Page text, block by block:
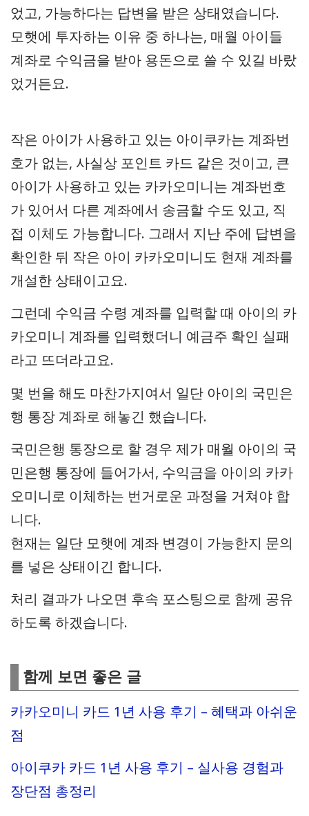
었고, 가능하다는 답변을 받은 상태였습니다.
모햇에 투자하는 이유 중 하나는, 매월 아이들
계좌로 수익금을 받아 용돈으로 쓸 수 있길 바랐
었거든요.
작은 아이가 사용하고 있는 아이쿠카는 계좌번
호가 없는, 사실상 포인트 카드 같은 것이고, 큰
아이가 사용하고 있는 카카오미니는 계좌번호
가 있어서 다른 계좌에서 송금할 수도 있고, 직
접 이체도 가능합니다. 그래서 지난 주에 답변을
확인한 뒤 작은 아이 카카오미니도 현재 계좌를
개설한 상태이고요.
그런데 수익금 수령 계좌를 입력할 때 아이의 카
카오미니 계좌를 입력했더니 예금주 확인 실패
라고 뜨더라고요.
몇 번을 해도 마찬가지여서 일단 아이의 국민은
행 통장 계좌로 해놓긴 했습니다.
국민은행 통장으로 할 경우 제가 매월 아이의 국
민은행 통장에 들어가서, 수익금을 아이의 카카
오미니로 이체하는 번거로운 과정을 거쳐야 합
니다.
현재는 일단 모햇에 계좌 변경이 가능한지 문의
를 넣은 상태이긴 합니다.
처리 결과가 나오면 후속 포스팅으로 함께 공유
하도록 하겠습니다.
함께 보면 좋은 글
카카오미니 카드 1년 사용 후기 – 혜택과 아쉬운
점
아이쿠카 카드 1년 사용 후기 – 실사용 경험과
장단점 총정리